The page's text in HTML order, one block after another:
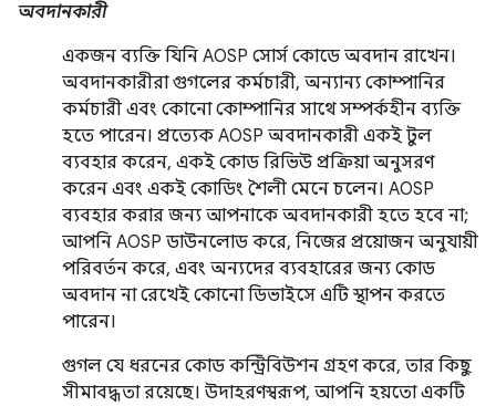
অবদানকারী
একজন ব্যক্তি যিনি AOSP সোর্স কোডে অবদান রাখেন।
অবদানকারীরা গুগলের কর্মচারী, অন্যান্য কোম্পানির
কর্মচারী এবং কোনো কোম্পানির সাথে সম্পর্কহীন ব্যক্তি
হতে পারেন। প্রত্যেক AOSP অবদানকারী একই টুল
ব্যবহার করেন, একই কোড রিভিউ প্রক্রিয়া অনুসরণ
করেন এবং একই কোডিং শৈলী মেনে চলেন। AOSP
ব্যবহার করার জন্য আপনাকে অবদানকারী হতে হবে না;
আপনি AOSP ডাউনলোড করে, নিজের প্রয়োজন অনুযায়ী
পরিবর্তন করে, এবং অন্যদের ব্যবহারের জন্য কোড
অবদান না রেখেই কোনো ডিভাইসে এটি স্থাপন করতে
পারেন।
গুগল যে ধরনের কোড কন্ট্রিবিউশন গ্রহণ করে, তার কিছু
সীমাবদ্ধতা রয়েছে। উদাহরণস্বরূপ, আপনি হয়তো একটি